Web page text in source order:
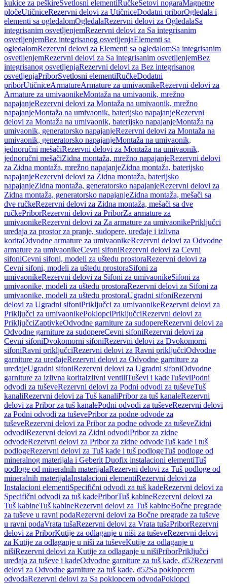
kukice za peškireSvetlosni elementiRučkeSetovi nogaraMagnetne
pločeUtičniceRezervni delovi za UtičniceDodatni priborOgledala i
elementi sa ogledalomOgledalaRezervni delovi za OgledalaSa
integrisanim osvetljenjemRezervni delovi za Sa integrisanim
osvetljenjemBez integrisanog osvetljenjaElementi sa
ogledalomRezervni delovi za Elementi sa ogledalomSa integrisanim
osvetljenjemRezervni delovi za Sa integrisanim osvetljenjemBez
integrisanog osvetljenjaRezervni delovi za Bez integrisanog
osvetljenjaPriborSvetlosni elementiRučkeDodatni
priborUtičniceArmatureArmature za umivaonikeRezervni delovi za
Armature za umivaonikeMontaža na umivaonik, mrežno
napajanjeRezervni delovi za Montaža na umivaonik, mrežno
napajanjeMontaža na umivaonik, baterijsko napajanjeRezervni
delovi za Montaža na umivaonik, baterijsko napajanjeMontaža na
umivaonik, generatorsko napajanjeRezervni delovi za Montaža na
umivaonik, generatorsko napajanjeMontaža na umivaonik,
jednoručni mešačiRezervni delovi za Montaža na umivaonik,
jednoručni mešačiZidna montaža, mrežno napajanjeRezervni delovi
za Zidna montaža, mrežno napajanjeZidna montaža, baterijsko
napajanjeRezervni delovi za Zidna montaža, baterijsko
napajanjeZidna montaža, generatorsko napajanjeRezervni delovi za
Zidna montaža, generatorsko napajanjeZidna montaža, mešači sa
dve ručkeRezervni delovi za Zidna montaža, mešači sa dve
ručkePriborRezervni delovi za PriborZa armature za
umivaonikeRezervni delovi za Za armature za umivaonikePriključci
uređaja za prostor za pranje, sudopere, uređaje i izlivna
koritaOdvodne armature za umivaonikeRezervni delovi za Odvodne
armature za umivaonikeCevni sifoniRezervni delovi za Cevni
sifoniCevni sifoni, modeli za uštedu prostoraRezervni delovi za
Cevni sifoni, modeli za uštedu prostoraSifoni za
umivaonikeRezervni delovi za Sifoni za umivaonikeSifoni za
umivaonike, modeli za uštedu prostoraRezervni delovi za Sifoni za
umivaonike, modeli za uštedu prostoraUgradni sifoniRezervni
delovi za Ugradni sifoniPriključci za umivaonikeRezervni delovi za
Priključci za umivaonikePoklopciPriključciRezervni delovi za
PriključciZaptivkeOdvodne garniture za sudopereRezervni delovi za
Odvodne garniture za sudopereCevni sifoniRezervni delovi za
Cevni sifoniDvokomorni sifoniRezervni delovi za Dvokomorni
sifoniRavni priključciRezervni delovi za Ravni priključciOdvodne
garniture za uređajeRezervni delovi za Odvodne garniture za
uređajeUgradni sifoniRezervni delovi za Ugradni sifoniOdvodne
garniture za izlivna koritaIzlivni ventiliTuševi i kadeTuševiPodni
odvodi za tuševeRezervni delovi za Podni odvodi za tuševeTuš
kanaliRezervni delovi za Tuš kanaliPribor za tuš kanaleRezervni
delovi za Pribor za tuš kanalePodni odvodi za tuševeRezervni delovi
za Podni odvodi za tuševePribor za podne odvode za
tuševeRezervni delovi za Pribor za podne odvode za tuševeZidni
odvodiRezervni delovi za Zidni odvodiPribor za zidne
odvodeRezervni delovi za Pribor za zidne odvodeTuš kade i tuš
podlogeRezervni delovi za Tuš kade i tuš podlogeTuš podloge od
mineralnog materijala i Geberit Duofix instalacioni elementiTuš
podloge od mineralnih materijalaRezervni delovi za Tuš podloge od
mineralnih materijalaInstalacioni elementiRezervni delovi za
Instalacioni elementiSpecifični odvodi za tuš kadeRezervni delovi za
Specifični odvodi za tuš kadePriborTuš kabineRezervni delovi za
Tuš kabineTuš kabineRezervni delovi za Tuš kabineBočne pregrade
za tuševe u ravni podaRezervni delovi za Bočne pregrade za tuševe
u ravni podaVrata tušaRezervni delovi za Vrata tušaPriborRezervni
delovi za PriborKutije za odlaganje u niši za tuševeRezervni delovi
za Kutije za odlaganje u niši za tuševeKutije za odlaganje u
nišiRezervni delovi za Kutije za odlaganje u nišiPriborPriključci
uređaja za tuševe i kadeOdvodne garniture za tuš kade, d52Rezervni
delovi za Odvodne garniture za tuš kade, d52Sa poklopcem
odvodaRezervni delovi za Sa poklopcem odvodaPoklopci